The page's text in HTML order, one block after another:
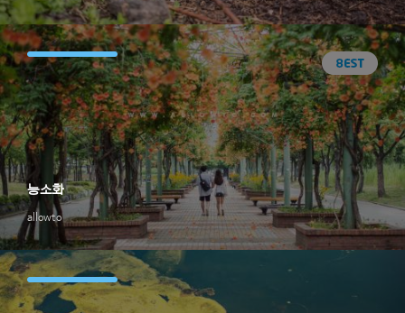
allowto
능소화